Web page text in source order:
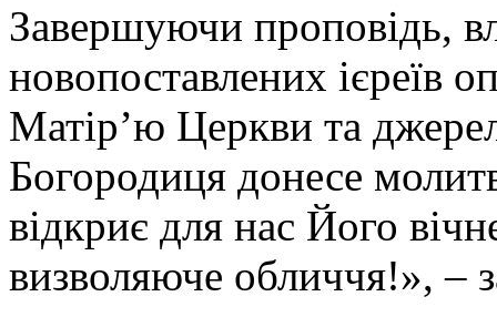
Завершуючи проповідь,
новопоставлених ієреїв
Матір’ю Церкви та
Богородиця донесе
відкриє для нас Його
визволяюче обличчя!», –